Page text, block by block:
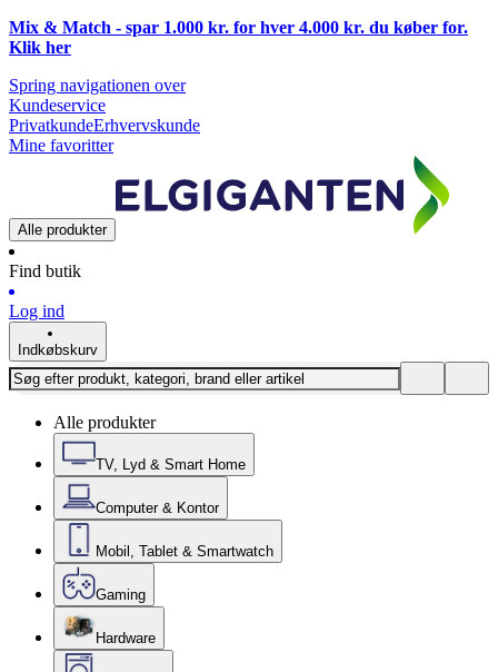
Mix & Match - spar 1.000 kr. for hver 4.000 kr. du køber for.
Klik her
Spring navigationen over
Kundeservice
PrivatkundeErhvervskunde
Mine favoritter
Alle produkter
Find butik
Log ind
Indkøbskurv
Alle produkter
TV, Lyd & Smart Home
Computer & Kontor
Mobil, Tablet & Smartwatch
Gaming
Hardware